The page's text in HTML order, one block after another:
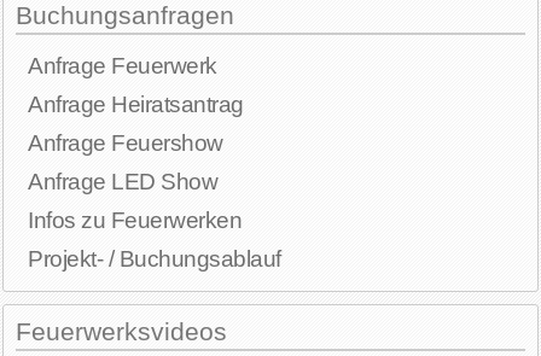
Buchungsanfragen
Anfrage Feuerwerk
Anfrage Heiratsantrag
Anfrage Feuershow
Anfrage LED Show
Infos zu Feuerwerken
Projekt- / Buchungsablauf
Feuerwerksvideos